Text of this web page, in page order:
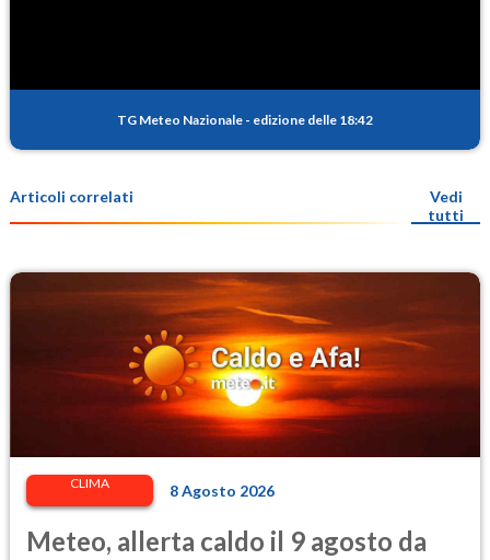
TG Meteo Nazionale - edizione delle 18:42
Articoli correlati
Vedi
tutti
CLIMA 8 Agosto 2026
Meteo, allerta caldo il 9 agosto da